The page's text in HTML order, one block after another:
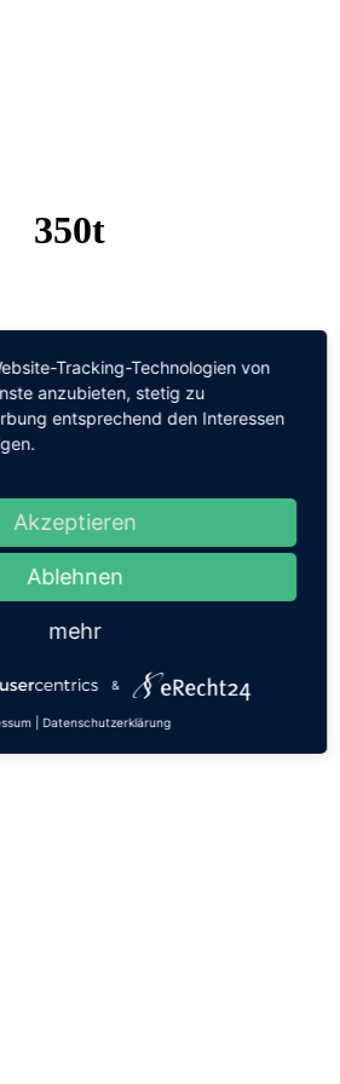
350t
Datenschutzerklärung
ImpressumKontakt
Tracking-Technologien von
anzubieten, stetig zu
entsprechend den Interessen
Akzeptieren
Ablehnen
mehr
&
Datenschutzerklärung